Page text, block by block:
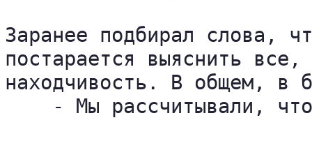
Заранее подбирал слова,
постарается выяснить
находчивость. В общем, в
- Мы рассчитывали,